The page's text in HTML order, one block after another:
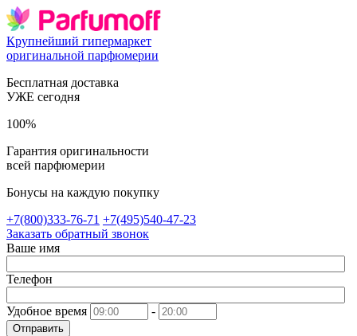
Крупнейший гипермаркет
оригинальной парфюмерии
Бесплатная доставка
УЖЕ сегодня
100%
Гарантия оригинальности
всей парфюмерии
Бонусы на каждую покупку
+7(800)333-76-71 +7(495)540-47-23
Заказать обратный звонок
Ваше имя
Телефон
Удобное время -
Отправить